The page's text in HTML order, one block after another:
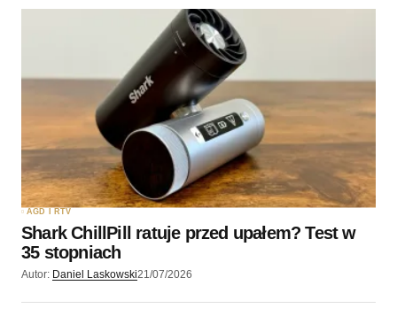
AGD I RTV
Shark ChillPill ratuje przed upałem? Test w
35 stopniach
Autor: Daniel Laskowski21/07/2026